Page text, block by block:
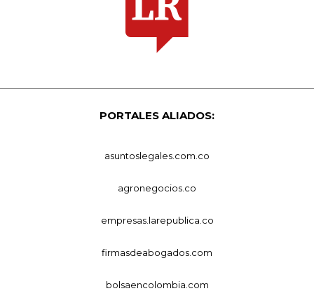
PORTALES ALIADOS:
asuntoslegales.com.co
agronegocios.co
empresas.larepublica.co
firmasdeabogados.com
bolsaencolombia.com